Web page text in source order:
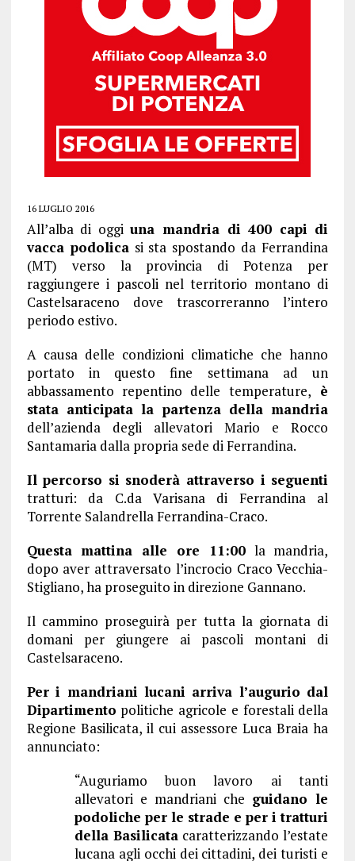
16 LUGLIO 2016
All’alba di oggiuna mandria di 400 capi di
vacca podolicasi sta spostando da Ferrandina
(MT) verso la provincia di Potenza per
raggiungere i pascoli nel territorio montano di
Castelsaraceno dove trascorreranno l’intero
periodo estivo.
A causa delle condizioni climatiche che hanno
portato in questo fine settimana ad un
abbassamento repentino delle temperature, è
stata anticipata la partenza della mandria
dell’azienda degli allevatori Mario e Rocco
Santamaria dalla propria sede di Ferrandina.
Il percorso si snoderà attraverso i seguenti
tratturi: da C.da Varisana di Ferrandina al
Torrente Salandrella Ferrandina-Craco.
Questa mattina alle ore 11:00la mandria,
dopo aver attraversato l’incrocio Craco Vecchia-
Stigliano, ha proseguito in direzione Gannano.
Il cammino proseguirà per tutta la giornata di
domani per giungere ai pascoli montani di
Castelsaraceno.
Per i mandriani lucani arriva l’augurio dal
Dipartimento politiche agricole e forestali della
Regione Basilicata, il cui assessore Luca Braia ha
annunciato:
“Auguriamo buon lavoro ai tanti
allevatori e mandriani che guidano le
podoliche per le strade e per i tratturi
della Basilicatacaratterizzando l’estate
lucana agli occhi dei cittadini, dei turisti e